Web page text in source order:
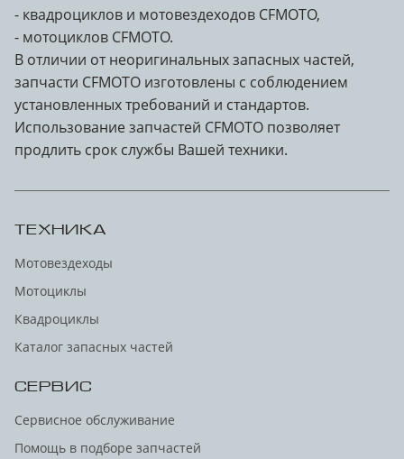
- квадроциклов и мотовездеходов CFMOTO,
- мотоциклов CFMOTO.
В отличии от неоригинальных запасных частей,
запчасти CFMOTO изготовлены с соблюдением
установленных требований и стандартов.
Использование запчастей CFMOTO позволяет
продлить срок службы Вашей техники.
ТЕХНИКА
Мотовездеходы
Мотоциклы
Квадроциклы
Каталог запасных частей
СЕРВИС
Сервисное обслуживание
Помощь в подборе запчастей